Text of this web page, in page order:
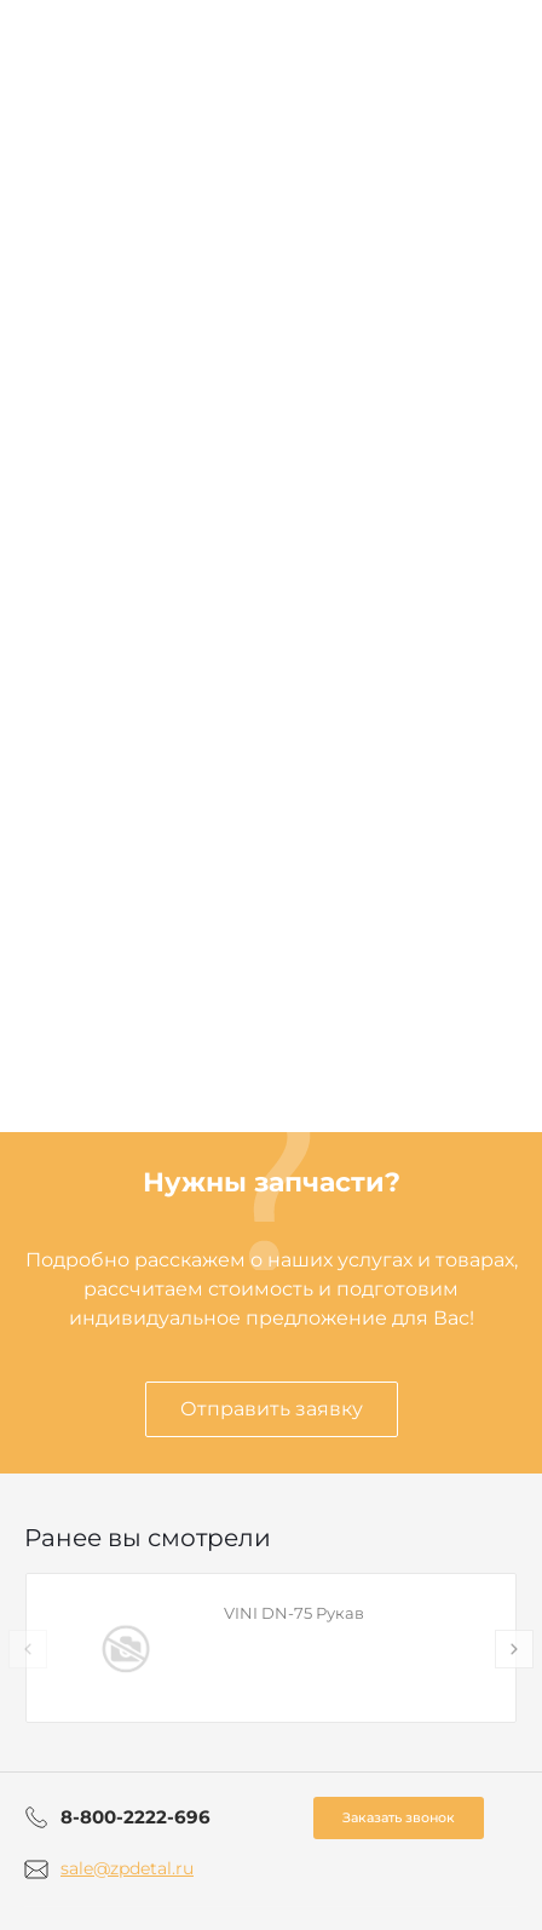
Нужны запчасти?
Подробно расскажем о наших услугах и товарах,
рассчитаем стоимость и подготовим
индивидуальное предложение для Вас!
Отправить заявку
Ранее вы смотрели
VINI DN-75 Рукав
8-800-2222-696 Заказать звонок
sale@zpdetal.ru